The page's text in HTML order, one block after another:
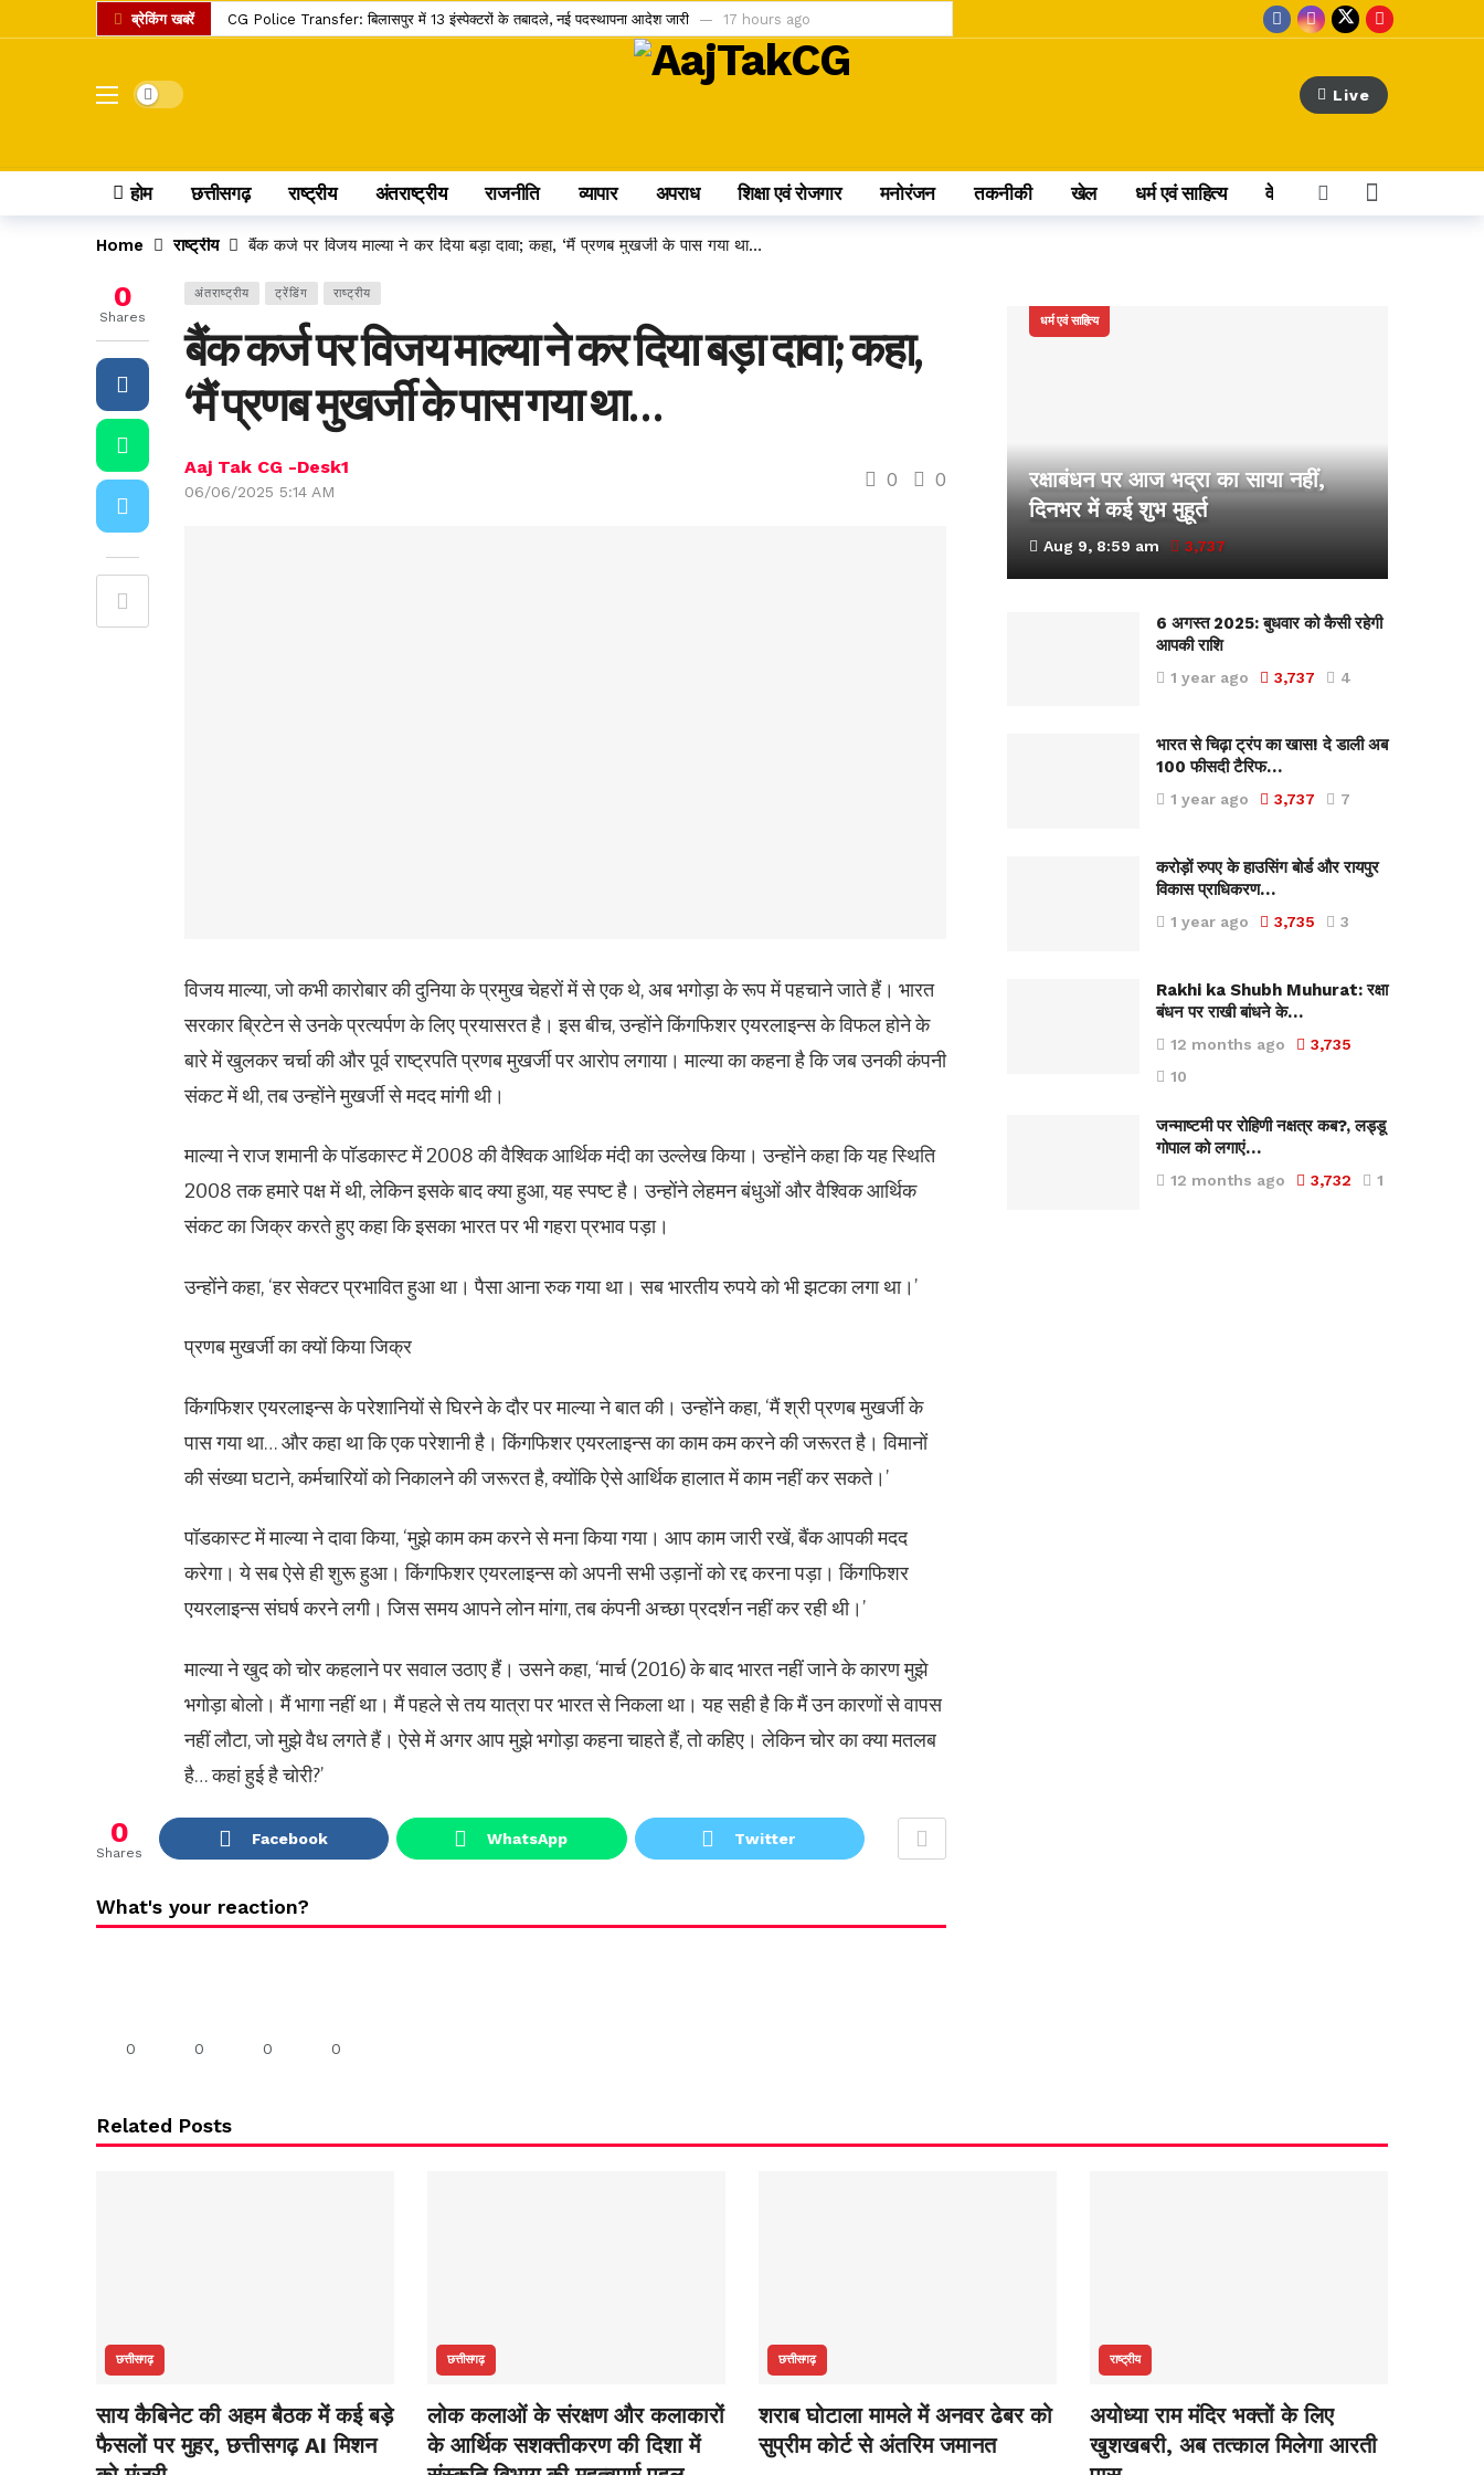
ब्रेकिंग खबरें CG Police Transfer: बिलासपुर में 13 इंस्पेक्टरों के तबादले, नई पदस्थापना आदेश जारी 17 hours ago
साय कैबिनेट की अहम बैठक में कई बड़े फैसलों पर मुहर, छत्तीसगढ़ AI मिशन को मंजूरी 17 hours ago
लोक कलाओं के संरक्षण और कलाकारों के आर्थिक सशक्तीकरण की दिशा में संस्कृति विभाग की महत्वपूर्ण पहल
अयोध्या राम मंदिर भक्तों के लिए खुशखबरी, अब तत्काल मिलेगा आरती पास 20 hours ago
Google Pay, PhonePe, Paytm यूजर्स अलर्ट!क्या अब हर UPI भुगतान पर लगेगा चार्ज?
12 अगस्त 2026 को लगेगा साल का आखिरी सूर्य ग्रहण, भारत में क्यों नहीं दिखाई देगा यह खगोलीय घटना? 2 days ago
Dark mode Live
होम छत्तीसगढ़ राष्ट्रीय अंतराष्ट्रीय राजनीति व्यापार अपराध शिक्षा एवं रोजगार मनोरंजन तकनीकी खेल धर्म एवं साहित्य वेब स्टोरी अन्य खबर
Home राष्ट्रीय बैंक कर्ज पर विजय माल्या ने कर दिया बड़ा दावा; कहा, ‘मैं प्रणब मुखर्जी के पास गया था…
अंतराष्ट्रीय ट्रेंडिंग राष्ट्रीय
बैंक कर्ज पर विजय माल्या ने कर दिया बड़ा दावा; कहा,
‘मैं प्रणब मुखर्जी के पास गया था…
Aaj Tak CG -Desk1
06/06/2025 5:14 AM
0 0
0
Shares
विजय माल्या, जो कभी कारोबार की दुनिया के प्रमुख चेहरों में से एक थे, अब भगोड़ा के रूप में पहचाने जाते हैं। भारत
सरकार ब्रिटेन से उनके प्रत्यर्पण के लिए प्रयासरत है। इस बीच, उन्होंने किंगफिशर एयरलाइन्स के विफल होने के
बारे में खुलकर चर्चा की और पूर्व राष्ट्रपति प्रणब मुखर्जी पर आरोप लगाया। माल्या का कहना है कि जब उनकी कंपनी
संकट में थी, तब उन्होंने मुखर्जी से मदद मांगी थी।
माल्या ने राज शमानी के पॉडकास्ट में 2008 की वैश्विक आर्थिक मंदी का उल्लेख किया। उन्होंने कहा कि यह स्थिति
2008 तक हमारे पक्ष में थी, लेकिन इसके बाद क्या हुआ, यह स्पष्ट है। उन्होंने लेहमन बंधुओं और वैश्विक आर्थिक
संकट का जिक्र करते हुए कहा कि इसका भारत पर भी गहरा प्रभाव पड़ा।
उन्होंने कहा, ‘हर सेक्टर प्रभावित हुआ था। पैसा आना रुक गया था। सब भारतीय रुपये को भी झटका लगा था।’
प्रणब मुखर्जी का क्यों किया जिक्र
किंगफिशर एयरलाइन्स के परेशानियों से घिरने के दौर पर माल्या ने बात की। उन्होंने कहा, ‘मैं श्री प्रणब मुखर्जी के
पास गया था… और कहा था कि एक परेशानी है। किंगफिशर एयरलाइन्स का काम कम करने की जरूरत है। विमानों
की संख्या घटाने, कर्मचारियों को निकालने की जरूरत है, क्योंकि ऐसे आर्थिक हालात में काम नहीं कर सकते।’
पॉडकास्ट में माल्या ने दावा किया, ‘मुझे काम कम करने से मना किया गया। आप काम जारी रखें, बैंक आपकी मदद
करेगा। ये सब ऐसे ही शुरू हुआ। किंगफिशर एयरलाइन्स को अपनी सभी उड़ानों को रद्द करना पड़ा। किंगफिशर
एयरलाइन्स संघर्ष करने लगी। जिस समय आपने लोन मांगा, तब कंपनी अच्छा प्रदर्शन नहीं कर रही थी।’
माल्या ने खुद को चोर कहलाने पर सवाल उठाए हैं। उसने कहा, ‘मार्च (2016) के बाद भारत नहीं जाने के कारण मुझे
भगोड़ा बोलो। मैं भागा नहीं था। मैं पहले से तय यात्रा पर भारत से निकला था। यह सही है कि मैं उन कारणों से वापस
नहीं लौटा, जो मुझे वैध लगते हैं। ऐसे में अगर आप मुझे भगोड़ा कहना चाहते हैं, तो कहिए। लेकिन चोर का क्या मतलब
है… कहां हुई है चोरी?’
0
Shares
Facebook WhatsApp Twitter
What's your reaction?
0 0 0 0
धर्म एवं साहित्य
रक्षाबंधन पर आज भद्रा का साया नहीं,
दिनभर में कई शुभ मुहूर्त
Aug 9, 8:59 am 3,737
6 अगस्त 2025: बुधवार को कैसी रहेगी
आपकी राशि
1 year ago 3,737 4
भारत से चिढ़ा ट्रंप का खास! दे डाली अब
100 फीसदी टैरिफ…
1 year ago 3,737 7
करोड़ों रुपए के हाउसिंग बोर्ड और रायपुर
विकास प्राधिकरण…
1 year ago 3,735 3
Rakhi ka Shubh Muhurat: रक्षा
बंधन पर राखी बांधने के…
12 months ago
3,735
10
जन्माष्टमी पर रोहिणी नक्षत्र कब?, लड्डू
गोपाल को लगाएं…
12 months ago 3,732 1
Related Posts
छत्तीसगढ़
साय कैबिनेट की अहम बैठक में कई बड़े
फैसलों पर मुहर, छत्तीसगढ़ AI मिशन
छत्तीसगढ़
लोक कलाओं के संरक्षण और कलाकारों
के आर्थिक सशक्तीकरण की दिशा में
छत्तीसगढ़
शराब घोटाला मामले में अनवर ढेबर को
सुप्रीम कोर्ट से अंतरिम जमानत
राष्ट्रीय
अयोध्या राम मंदिर भक्तों के लिए
खुशखबरी, अब तत्काल मिलेगा आरती